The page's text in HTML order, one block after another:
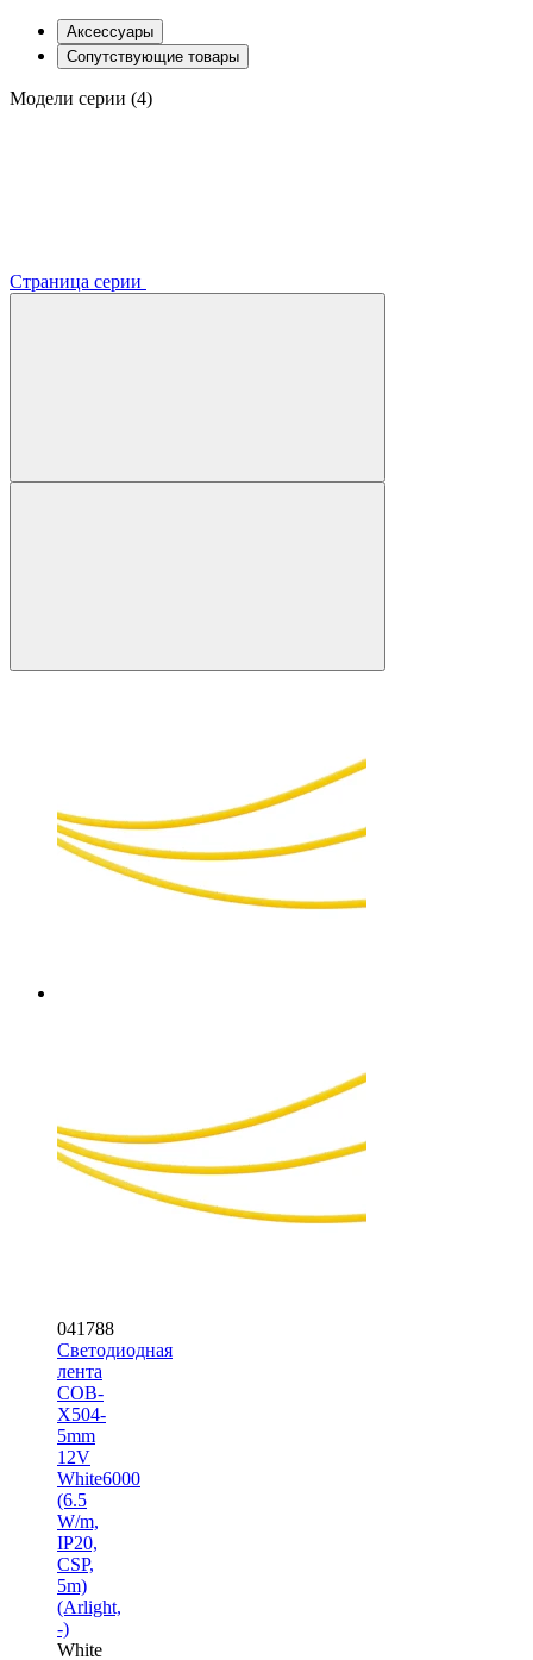
Аксессуары
Сопутствующие товары
Модели серии (4)
Страница серии
041788
Светодиодная
лента
COB-
X504-
5mm
12V
White6000
(6.5
W/m,
IP20,
CSP,
5m)
(Arlight,
-)
White